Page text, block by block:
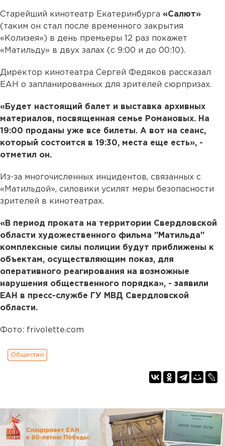
Старейший кинотеатр Екатеринбурга «Салют»
(таким он стал после временного закрытия
«Колизея») в день премьеры 12 раз покажет
«Матильду» в двух залах (с 9:00 и до 00:10).
Директор кинотеатра Сергей Федяков рассказал
ЕАН о запланированных для зрителей сюрпризах.
«Будет настоящий балет и выставка архивных
материалов, посвященная семье Романовых. На
19:00 проданы уже все билеты. А вот на сеанс,
который состоится в 19:30, места еще есть», -
отметил он.
Из-за многочисленных инцидентов, связанных с
«Матильдой», силовики усилят меры безопасности
зрителей в кинотеатрах.
«В период проката на территории Свердловской
области художественного фильма "Матильда"
комплексные силы полиции будут приближены к
объектам, осуществляющим показ, для
оперативного реагирования на возможные
нарушения общественного порядка», - заявили
ЕАН в пресс-службе ГУ МВД Свердловской
области.
Фото: frivolette.com
Общество